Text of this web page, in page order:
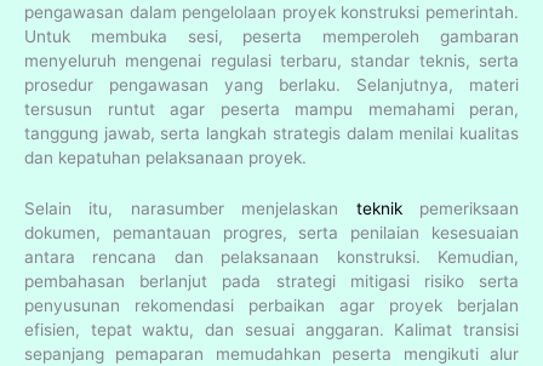
pengawasan dalam pengelolaan proyek konstruksi pemerintah.
Untuk membuka sesi, peserta memperoleh gambaran
menyeluruh mengenai regulasi terbaru, standar teknis, serta
prosedur pengawasan yang berlaku. Selanjutnya, materi
tersusun runtut agar peserta mampu memahami peran,
tanggung jawab, serta langkah strategis dalam menilai kualitas
dan kepatuhan pelaksanaan proyek.
Selain itu, narasumber menjelaskan teknikpemeriksaan
dokumen, pemantauan progres, serta penilaian kesesuaian
antara rencana dan pelaksanaan konstruksi. Kemudian,
pembahasan berlanjut pada strategi mitigasi risiko serta
penyusunan rekomendasi perbaikan agar proyek berjalan
efisien, tepat waktu, dan sesuai anggaran. Kalimat transisi
sepanjang pemaparan memudahkan peserta mengikuti alur